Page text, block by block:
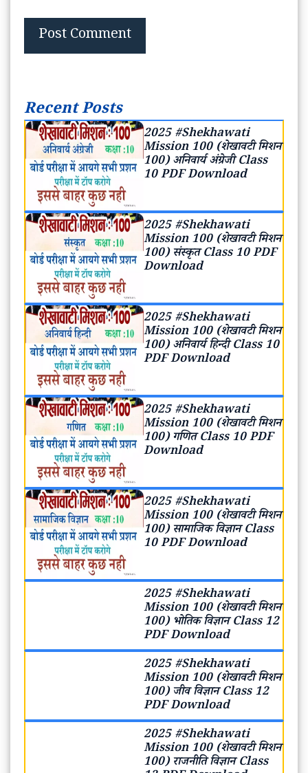
Recent Posts
2025 #Shekhawati
Mission 100 (शेखावटी मिशन
100) अनिवार्य अंग्रेजी Class
10 PDF Download
2025 #Shekhawati
Mission 100 (शेखावटी मिशन
100) संस्कृत Class 10 PDF
Download
2025 #Shekhawati
Mission 100 (शेखावटी मिशन
100) अनिवार्य हिन्दी Class 10
PDF Download
2025 #Shekhawati
Mission 100 (शेखावटी मिशन
100) गणित Class 10 PDF
Download
2025 #Shekhawati
Mission 100 (शेखावटी मिशन
100) सामाजिक विज्ञान Class
10 PDF Download
2025 #Shekhawati
Mission 100 (शेखावटी मिशन
100) भोतिक विज्ञान Class 12
PDF Download
2025 #Shekhawati
Mission 100 (शेखावटी मिशन
100) जीव विज्ञान Class 12
PDF Download
2025 #Shekhawati
Mission 100 (शेखावटी मिशन
100) राजनीति विज्ञान Class